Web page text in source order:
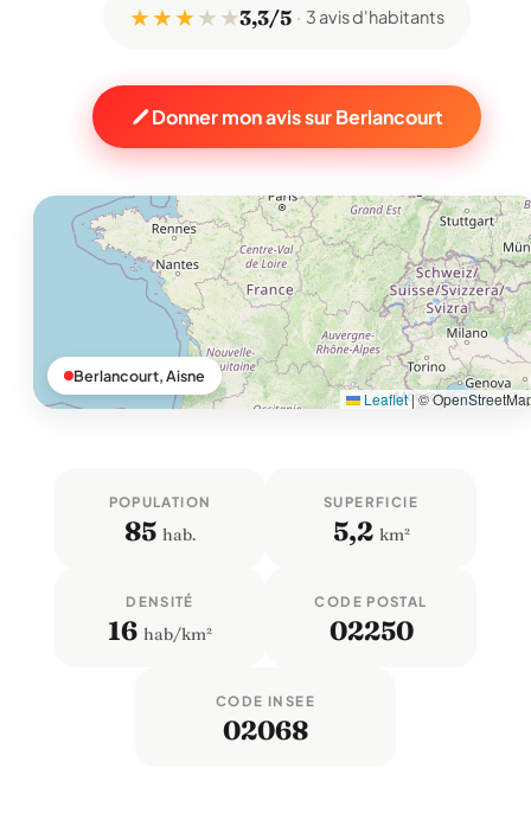
★ ★ ★★ ★3,3/5 3 avis d'habitants
Donner mon avis sur Berlancourt
Leaflet|©
Berlancourt, Aisne
POPULATION
85 hab.
SUPERFICIE
5,2 km²
DENSITÉ
16 hab/km²
CODE POSTAL
02250
CODE INSEE
02068